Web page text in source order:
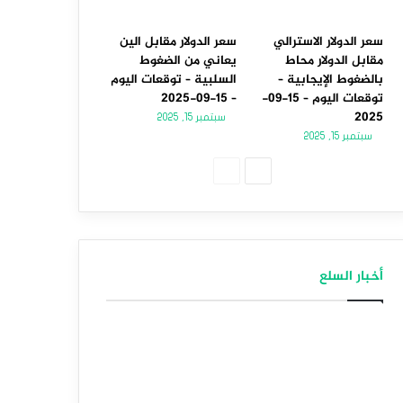
سعر الدولار الاسترالي
مقابل الدولار محاط
بالضغوط الإيجابية –
توقعات اليوم – 15-09-
2025
سبتمبر 15, 2025
سعر الدولار مقابل الين
يعاني من الضغوط
السلبية – توقعات اليوم
– 15-09-2025
سبتمبر 15, 2025
أخبار السلع